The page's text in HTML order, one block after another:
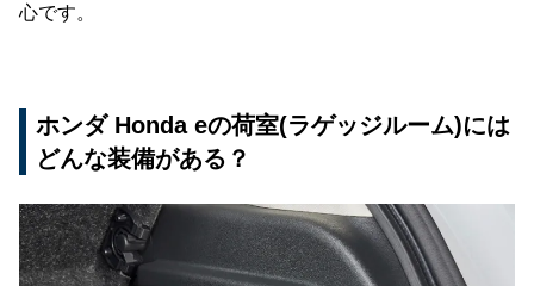
心です。
ホンダ Honda eの荷室(ラゲッジルーム)には
どんな装備がある？